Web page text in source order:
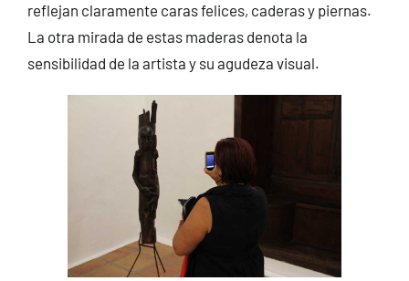
reflejan claramente caras felices, caderas y piernas.
La otra mirada de estas maderas denota la
sensibilidad de la artista y su agudeza visual.